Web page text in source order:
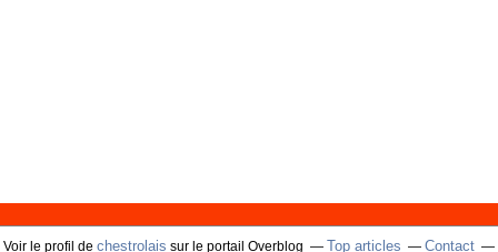
Voir le profil de chestrolais sur le portail Overblog Top articles Contact